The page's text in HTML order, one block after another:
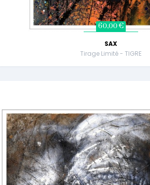
60,00 €
SAX
Tirage Limité - TIGRE